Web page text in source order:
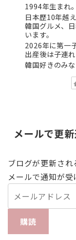
1994年生まれ
日本歴10年越
韓国グルメ、
います。
2026年に第一
出産後は子連
韓国好きのみ
メールで更
ブログが更新され
メールで通知が
購読